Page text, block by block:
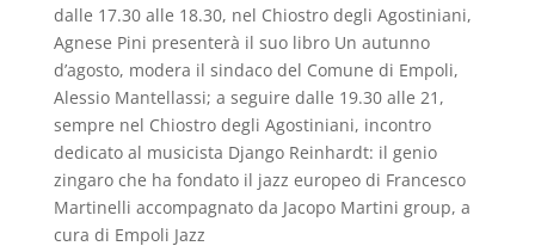
dalle 17.30 alle 18.30, nel Chiostro degli Agostiniani,
Agnese Pini presenterà il suo libro Un autunno
d’agosto, modera il sindaco del Comune di Empoli,
Alessio Mantellassi; a seguire dalle 19.30 alle 21,
sempre nel Chiostro degli Agostiniani, incontro
dedicato al musicista Django Reinhardt: il genio
zingaro che ha fondato il jazz europeo di Francesco
Martinelli accompagnato da Jacopo Martini group, a
cura di Empoli Jazz